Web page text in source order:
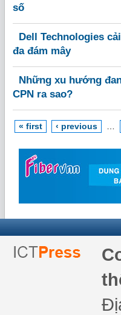
số
Dell Technologies
đa đám mây
Những xu hướng
CPN ra sao?
« first ‹ previous